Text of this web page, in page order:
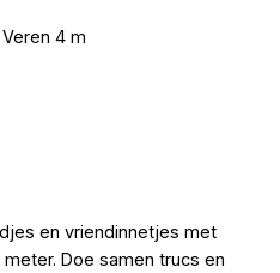
4 m
en vriendinnetjes met
Doe samen trucs en